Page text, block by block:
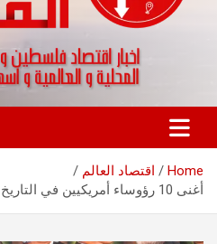
كواليس المال
اخبار اقتصاد فلسطين و العالم و
Home
اقتصاد العالم
أغنى 10 رؤوساء أمريكيين في التاريخ : ثروات مذهلة ونهايات مأساوية